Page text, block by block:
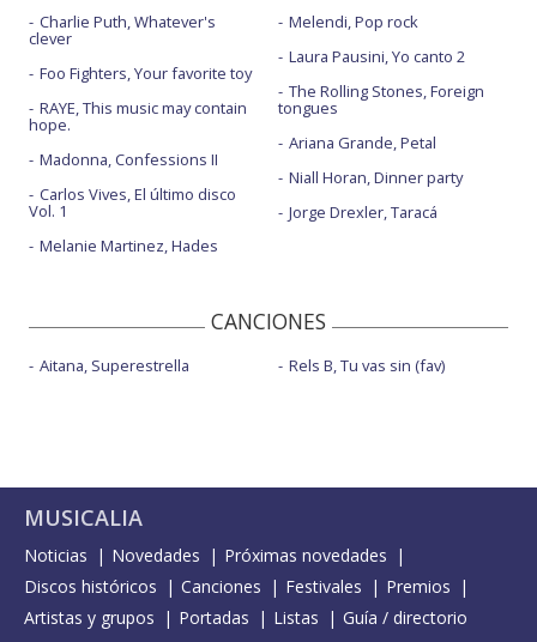
Charlie Puth, Whatever's
clever
Foo Fighters, Your favorite toy
RAYE, This music may contain
hope.
Madonna, Confessions II
Carlos Vives, El último disco
Vol. 1
Melanie Martinez, Hades
Melendi, Pop rock
Laura Pausini, Yo canto 2
The Rolling Stones, Foreign
tongues
Ariana Grande, Petal
Niall Horan, Dinner party
Jorge Drexler, Taracá
CANCIONES
Aitana, Superestrella Rels B, Tu vas sin (fav)
MUSICALIA
Noticias Novedades
Próximas novedades
Discos históricos
Canciones Festivales
Premios
Artistas y grupos
Portadas Listas Guía / directorio